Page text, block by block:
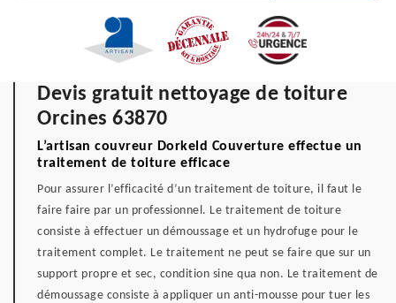
Devis gratuit nettoyage de toiture
Orcines 63870
L’artisan couvreur Dorkeld Couverture effectue un
traitement de toiture efficace
Pour assurer l’efficacité d’un traitement de toiture, il faut le
faire faire par un professionnel. Le traitement de toiture
consiste à effectuer un démoussage et un hydrofuge pour le
traitement complet. Le traitement ne peut se faire que sur un
support propre et sec, condition sine qua non. Le traitement de
démoussage consiste à appliquer un anti-mousse pour tuer les